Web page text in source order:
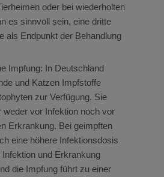
oder bei wiederholten
es sinnvoll sein, eine dritte
als Endpunkt der Behandlung
Impfung: In Deutschland
und Katzen Impfstoffe
zur Verfügung. Sie
weder vor Infektion noch vor
Erkrankung. Bei geimpften
eine höhere Infektionsdosis
Infektion und Erkrankung
die Impfung führt zu einer